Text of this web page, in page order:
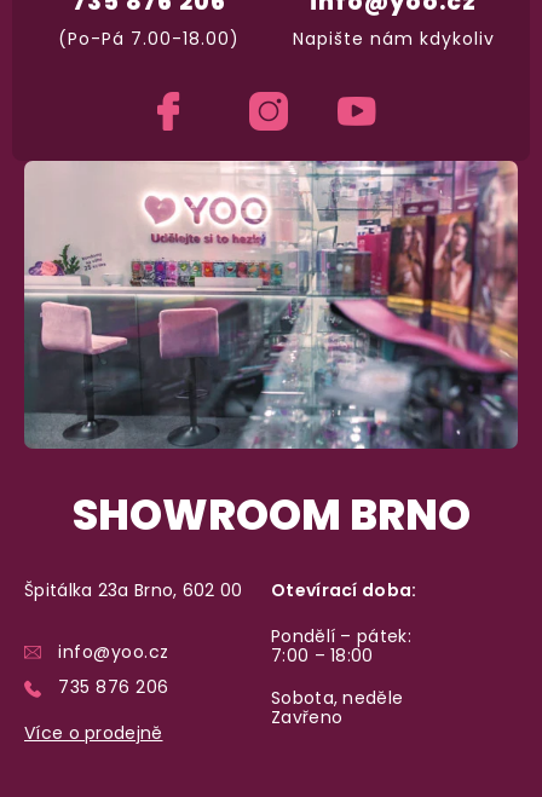
Napište nám kdykoliv
(Po-Pá 7.00-18.00)
SHOWROOM BRNO
Špitálka 23a Brno, 602 00
info@yoo.cz
735 876 206
Více o prodejně
Otevírací doba:
Pondělí – pátek:
7:00 – 18:00
Sobota, neděle
Zavřeno